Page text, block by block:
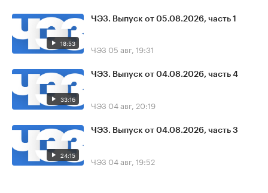
18:53
ЧЭЗ. Выпуск от 05.08.2026, часть 1
ЧЭЗ 05 авг, 19:31
33:16
ЧЭЗ. Выпуск от 04.08.2026, часть 4
ЧЭЗ 04 авг, 20:19
24:15
ЧЭЗ. Выпуск от 04.08.2026, часть 3
ЧЭЗ 04 авг, 19:52